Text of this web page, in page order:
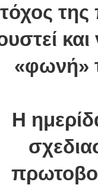
της
«φωνή»
Η